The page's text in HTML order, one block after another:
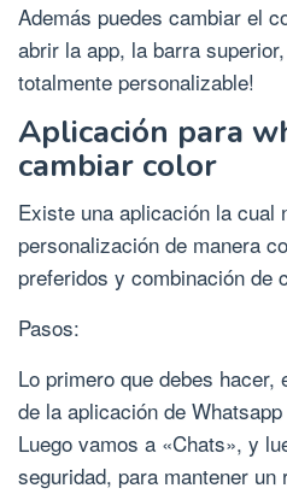
Además puedes cambiar el
abrir la app, la barra
totalmente personalizable!
Aplicación para
cambiar color
Existe una aplicación la cual
personalización de manera
preferidos y combinación de
Pasos:
Lo primero que debes
de la aplicación de
Luego vamos a «Chats», y
seguridad, para mantener